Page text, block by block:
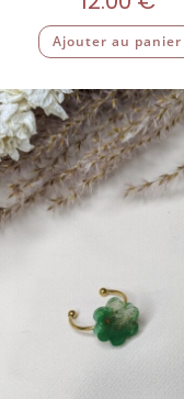
Ajouter au panier